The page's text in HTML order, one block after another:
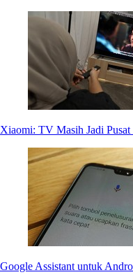
Xiaomi: TV Masih Jadi
Google Assistant untuk